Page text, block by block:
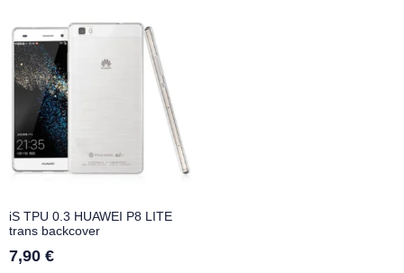
iS TPU 0.3 HUAWEI P8 LITE
trans backcover
7,90 €